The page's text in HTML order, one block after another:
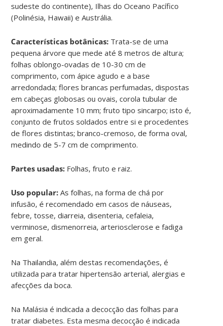
sudeste do continente), Ilhas do Oceano Pacífico
(Polinésia, Hawaii) e Austrália.
Características botânicas: Trata-se de uma
pequena árvore que mede até 8 metros de altura;
folhas oblongo-ovadas de 10-30 cm de
comprimento, com ápice agudo e a base
arredondada; flores brancas perfumadas, dispostas
em cabeças globosas ou ovais, corola tubular de
aproximadamente 10 mm; fruto tipo sincarpo; isto é,
conjunto de frutos soldados entre si e procedentes
de flores distintas; branco-cremoso, de forma oval,
medindo de 5-7 cm de comprimento.
Partes usadas: Folhas, fruto e raiz.
Uso popular:As folhas, na forma de chá por
infusão, é recomendado em casos de náuseas,
febre, tosse, diarreia, disenteria, cefaleia,
verminose, dismenorreia, arteriosclerose e fadiga
em geral.
Na Thailandia, além destas recomendações, é
utilizada para tratar hipertensão arterial, alergias e
afecções da boca.
Na Malásia é indicada a decocção das folhas para
tratar diabetes. Esta mesma decocção é indicada